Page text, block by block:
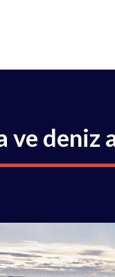
ve deniz